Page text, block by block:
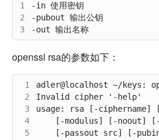
1
2
3
openssl rsa的参数如下：
1
2
3
4
5